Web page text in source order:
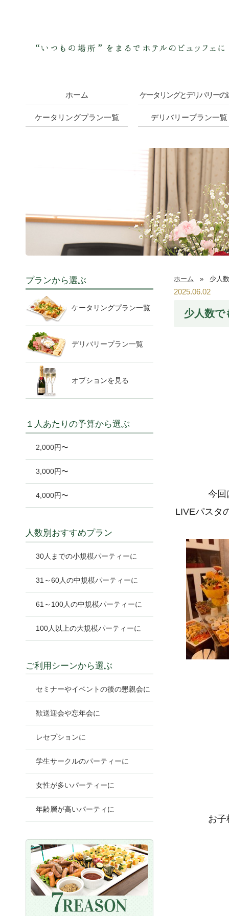
ホーム ケータリングとデリバリーの
ケータリングプラン一覧 デリバリープラン一覧
ホーム » 少人
2025.06.02
少人数で
今回
LIVEパスタ
お子
プランから選ぶ
ケータリングプラン一覧
デリバリープラン一覧
オプションを見る
１人あたりの予算から選ぶ
2,000円〜
3,000円〜
4,000円〜
人数別おすすめプラン
30人までの小規模パーティーに
31～60人の中規模パーティーに
61～100人の中規模パーティーに
100人以上の大規模パーティーに
ご利用シーンから選ぶ
セミナーやイベントの後の懇親会に
歓送迎会や忘年会に
レセプションに
学生サークルのパーティーに
女性が多いパーティーに
年齢層が高いパーティに